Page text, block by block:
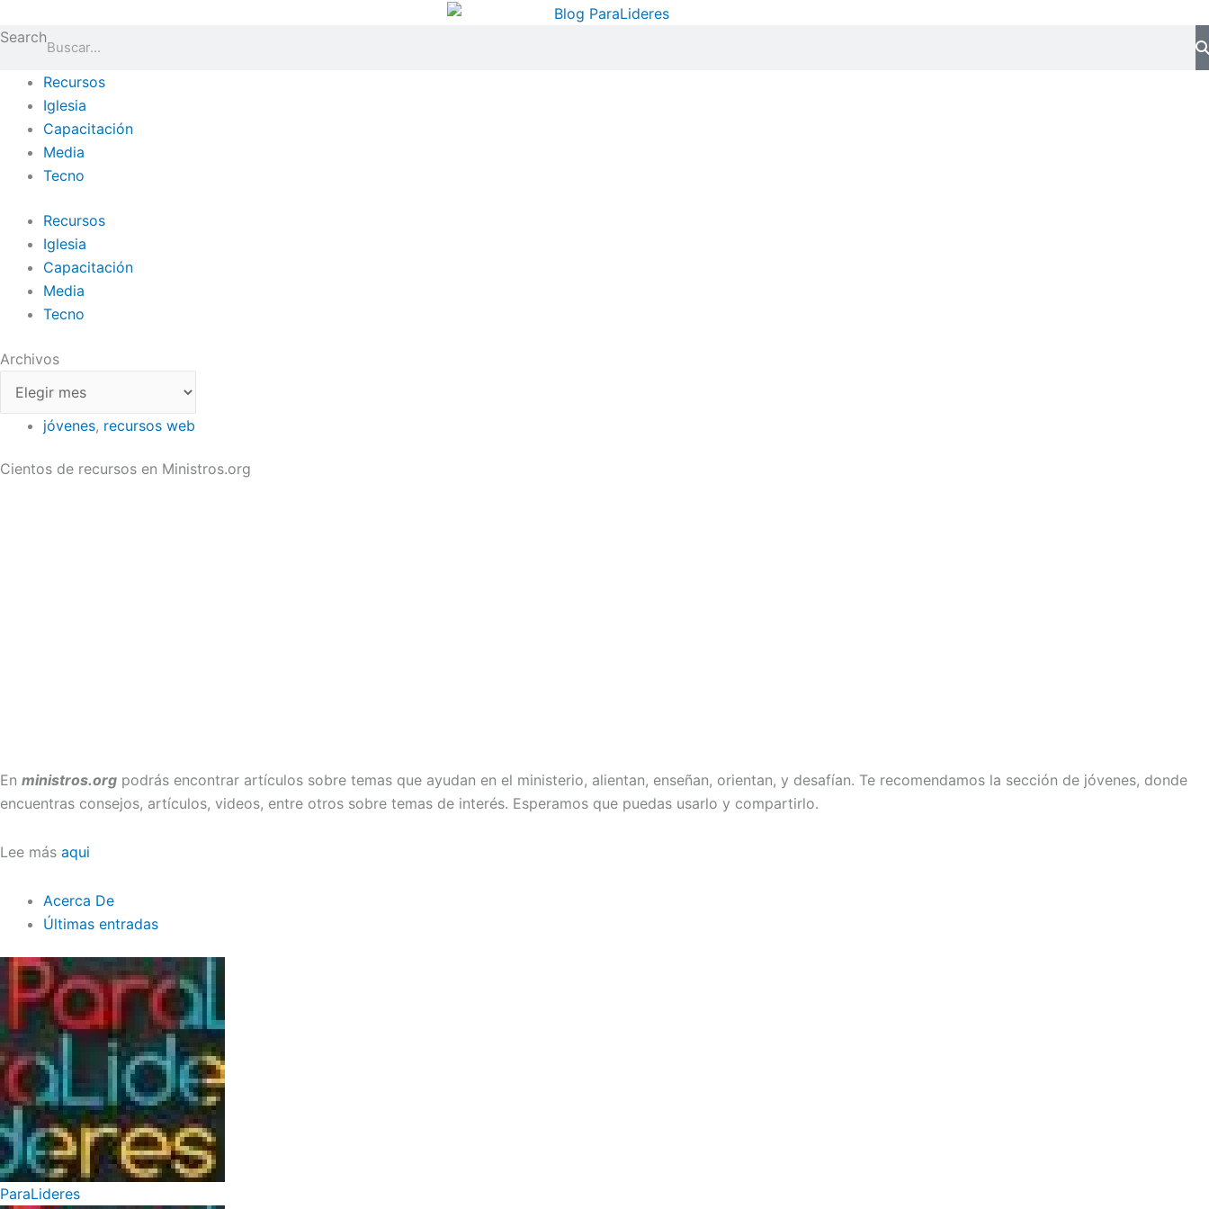
al
contenido
Search
Recursos
Iglesia
Capacitación
Media
Tecno
Recursos
Iglesia
Capacitación
Media
Tecno
Archivos
jóvenes, recursos web
Cientos de recursos en Ministros.org
En ministros.org podrás encontrar artículos sobre temas que ayudan en el ministerio, alientan, enseñan, orientan, y desafían. Te recomendamos la sección de jóvenes, donde
encuentras consejos, artículos, videos, entre otros sobre temas de interés. Esperamos que puedas usarlo y compartirlo.
Lee más aqui
Acerca De
Últimas entradas
ParaLideres